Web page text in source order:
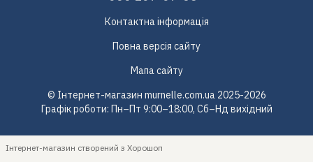
Контактна інформація
Повна версія сайту
Мапа сайту
© Інтернет-магазин murnelle.com.ua 2025-2026
Графік роботи: Пн–Пт 9:00–18:00, Сб–Нд вихідний
Інтернет-магазин створений з Хорошоп